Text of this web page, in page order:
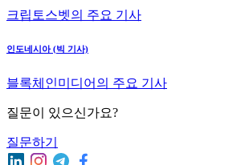
크립토스벳의 주요 기사
인도네시아 (빅 기사)
블록체인미디어의 주요 기사
질문이 있으신가요?
질문하기